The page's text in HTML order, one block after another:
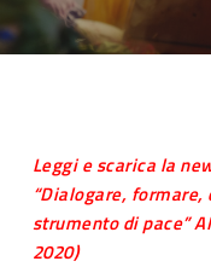
Leggi e scarica la
“Dialogare,
strumento di pace”
2020)